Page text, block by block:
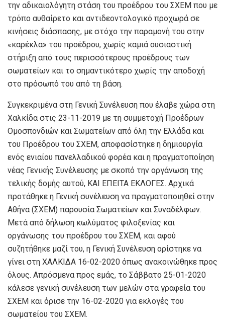
την αδικαιολόγητη στάση του προέδρου του ΣΧΕΜ που με
τρόπο αυθαίρετο και αντιδεοντολογικό προχωρά σε
κινήσεις διάσπασης, με στόχο την παραμονή του στην
«καρέκλα» του προέδρου, χωρίς καμιά ουσιαστική
στήριξη από τους περισσότερους προέδρους των
σωματείων και το σημαντικότερο χωρίς την αποδοχή
στο πρόσωπό του από τη βάση.
Συγκεκριμένα στη Γενική Συνέλευση που έλαβε χώρα στη
Χαλκίδα στις 23-11-2019 με τη συμμετοχή Προέδρων
Ομοσπονδιών και Σωματείων από όλη την Ελλάδα και
του Προέδρου του ΣΧΕΜ, αποφασίστηκε η δημιουργία
ενός ενιαίου πανελλαδικού φορέα και η πραγματοποίηση
νέας Γενικής Συνέλευσης με σκοπό την οργάνωση της
τελικής δομής αυτού, ΚΑΙ ΕΠΕΙΤΑ ΕΚΛΟΓΕΣ. Αρχικά
προτάθηκε η Γενική συνέλευση να πραγματοποιηθεί στην
Αθήνα (ΣΧΕΜ) παρουσία Σωματείων και Συναδέλφων.
Μετά από δήλωση κωλύματος φιλοξενίας και
οργάνωσης του προέδρου του ΣΧΕΜ, και αφού
συζητήθηκε μαζί του, η Γενική Συνέλευση ορίστηκε να
γίνει στη ΧΑΛΚΙΔΑ 16-02-2020 όπως ανακοινώθηκε προς
όλους. Απρόσμενα προς εμάς, το Σάββατο 25-01-2020
κάλεσε γενική συνέλευση των μελών στα γραφεία του
ΣΧΕΜ και όρισε την 16-02-2020 για εκλογές του
σωματείου του ΣΧΕΜ.